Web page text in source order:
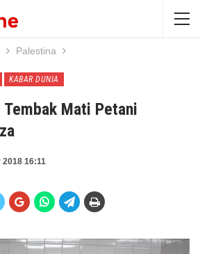
Palestina
KABAR DUNIA
Mati Petani
2018 16:11